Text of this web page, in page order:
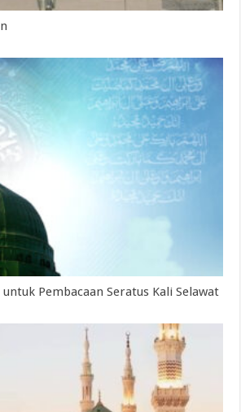
Pembacaan Seratus Kali Selawat